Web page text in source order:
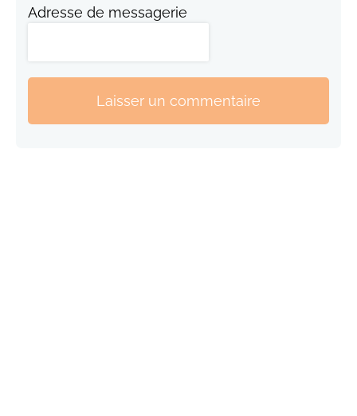
Adresse de messagerie
Laisser un commentaire